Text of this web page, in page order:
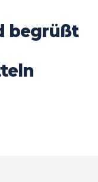
begrüßt